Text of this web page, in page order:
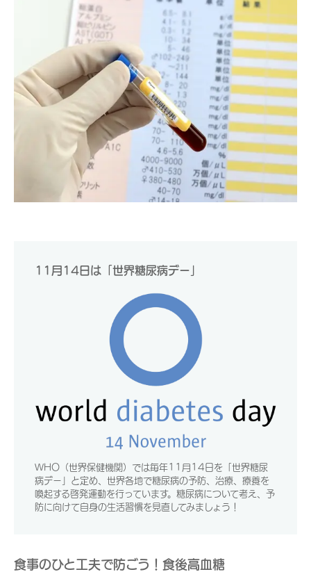
11月14日は「世界糖尿病デー」
WHO（世界保健機関）では毎年11月14日を「世界糖尿
病デー」と定め、世界各地で糖尿病の予防、治療、療養を
喚起する啓発運動を行っています。糖尿病について考え、予
防に向けて自身の生活習慣を見直してみましょう！
食事のひと工夫で防ごう！食後高血糖